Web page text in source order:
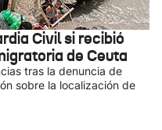
Civil si recibió
de Ceuta
tras la denuncia de
sobre la localización de